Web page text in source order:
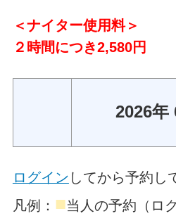
＜ナイター使用料＞
２時間につき2,580円
2026年
ログイン してから予約し
凡例： ■当人の予約（ロ